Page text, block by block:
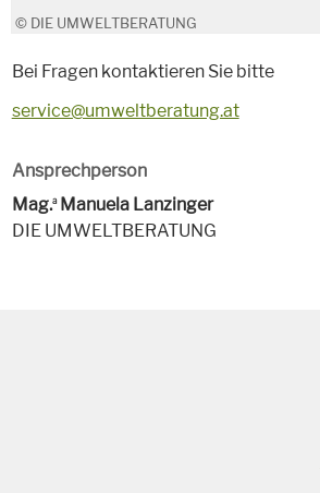
© DIE UMWELTBERATUNG
Bei Fragen kontaktieren Sie bitte
service@umweltberatung.at
Ansprechperson
Mag.aManuela Lanzinger
DIE UMWELTBERATUNG